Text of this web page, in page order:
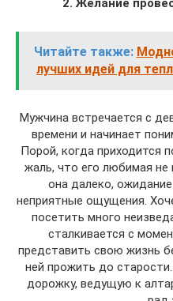
2. Желание
Читайте также:
лучших идей для
Мужчина встречается с
времени и начинает
Порой, когда приходится
жаль, что его любимая
она далеко,
неприятные ощущения.
посетить много
сталкивается с
представить свою жизнь
ней прожить до
дорожку, ведущую к